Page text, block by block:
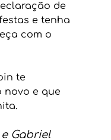
de
e tenha
com o
te
novo e que
Gabriel